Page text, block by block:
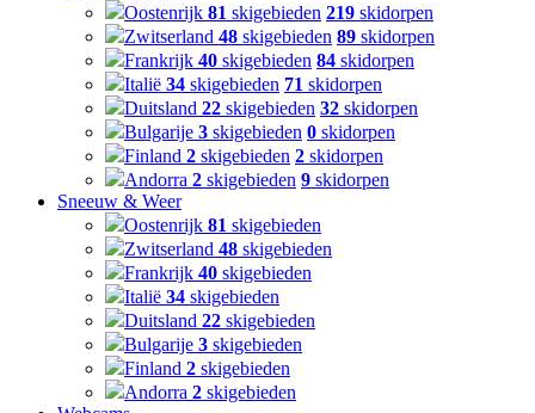
Oostenrijk 81 skigebieden 219 skidorpen
Zwitserland 48 skigebieden 89 skidorpen
Frankrijk 40 skigebieden 84 skidorpen
Italië 34 skigebieden 71 skidorpen
Duitsland 22 skigebieden 32 skidorpen
Bulgarije 3 skigebieden 0 skidorpen
Finland 2 skigebieden 2 skidorpen
Andorra 2 skigebieden 9 skidorpen
Sneeuw & Weer
Oostenrijk 81 skigebieden
Zwitserland 48 skigebieden
Frankrijk 40 skigebieden
Italië 34 skigebieden
Duitsland 22 skigebieden
Bulgarije 3 skigebieden
Finland 2 skigebieden
Andorra 2 skigebieden